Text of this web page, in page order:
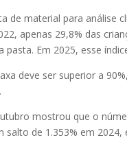
de material para análise
apenas 29,8% das
Em 2025, esse
deve ser superior a
mostrou que o
de 1.353% em